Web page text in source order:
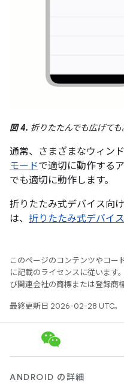
図 4. 折りたたんでも広げても
通常、さまざまなウィン
モードで適切に動作する
でも適切に動作します。
折りたたみ式デバイス向
は、 折りたたみ式デバイ
このページのコンテンツやコー
に記載のライセンスに従います
び関連会社の商標または登録商標
最終更新日 2026-02-28 UTC。
ANDROID の詳細